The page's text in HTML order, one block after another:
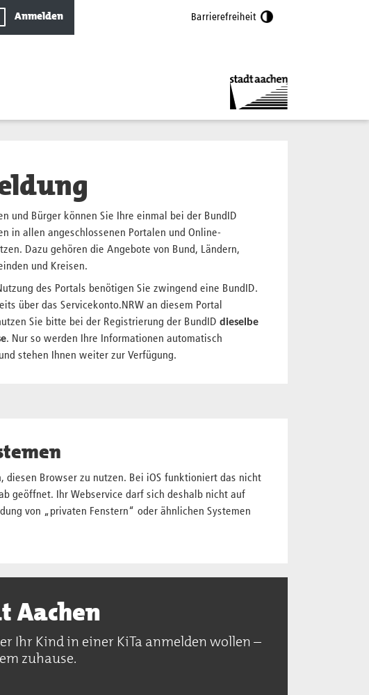
Anmelden Barrierefreiheit
und Bürger können Sie Ihre einmal bei der BundID
in allen angeschlossenen Portalen und Online-
Dazu gehören die Angebote von Bund, Ländern,
und Kreisen.
des Portals benötigen Sie zwingend eine BundID.
über das Servicekonto.NRW an diesem Portal
Sie bitte bei der Registrierung der BundID dieselbe
. Nur so werden Ihre Informationen automatisch
stehen Ihnen weiter zur Verfügung.
diesen Browser zu nutzen. Bei iOS funktioniert das nicht
geöffnet. Ihr Webservice darf sich deshalb nicht auf
von „privaten Fenstern“ oder ähnlichen Systemen
Aachen
Ihr Kind in einer KiTa anmelden wollen –
zuhause.